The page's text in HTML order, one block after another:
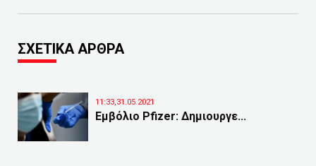
ΣΧΕΤΙΚΑ ΑΡΘΡΑ
11:33,31.05.2021
Εμβόλιο Pfizer: Δημιουργε...